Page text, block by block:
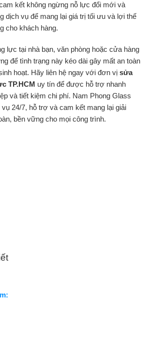
kết không ngừng nỗ lực đổi mới và
dịch vụ để mang lại giá trị tối ưu và lợi thế
cho khách hàng.
lực tại nhà bạn, văn phòng hoặc cửa hàng
để tình trạng này kéo dài gây mất an toàn
hoạt. Hãy liên hệ ngay với đơn vị sửa
TP.HCM uy tín để được hỗ trợ nhanh
và tiết kiệm chi phí. Nam Phong Glass
24/7, hỗ trợ và cam kết mang lại giải
bền vững cho mọi công trình.